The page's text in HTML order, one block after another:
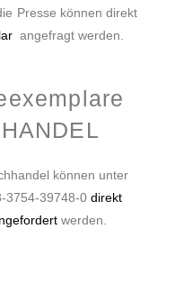
Presse können direkt
angefragt werden.
können unter
3754-39748-0direkt
werden.